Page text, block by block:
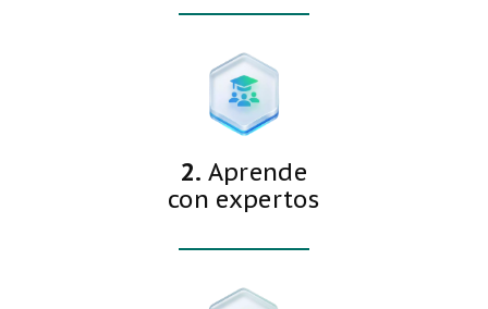
2. Aprende
con expertos